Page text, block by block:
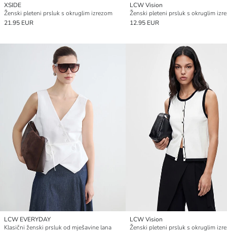
XSIDE
Ženski pleteni prsluk s okruglim izrezom
21.95 EUR
LCW Vision
Ženski pleteni prsluk s okruglim
12.95 EUR
LCW EVERYDAY
Klasični ženski prsluk od mješavine lana
LCW Vision
Ženski pleteni prsluk s okruglim